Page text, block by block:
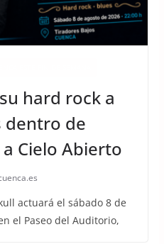
hard rock a
dentro de
Cielo Abierto
actuará el sábado 8 de
el Paseo del Auditorio,